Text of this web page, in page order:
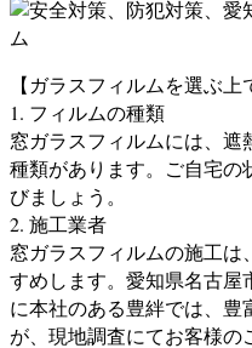
【ガラスフィルムを選ぶ上
1. フィルムの種類
窓ガラスフィルムには、
種類があります。ご自宅の
びましょう。
2. 施工業者
窓ガラスフィルムの施工
すめします。愛知県名古屋
に本社のある豊絆では、豊
が、現地調査にてお客様